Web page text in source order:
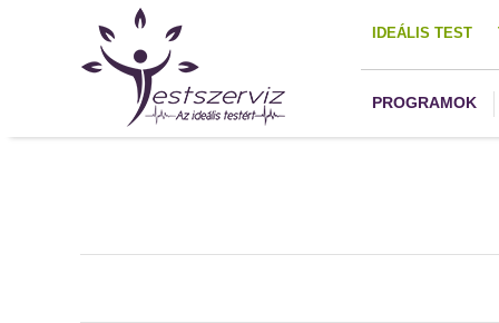
IDEÁLIS TEST
PROGRAMOK